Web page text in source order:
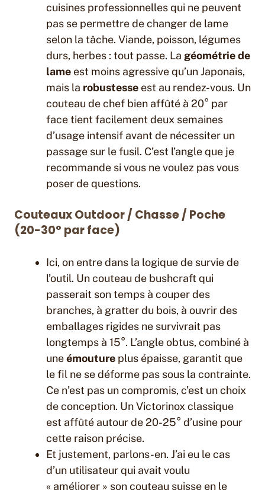
cuisines professionnelles qui ne peuvent
pas se permettre de changer de lame
selon la tâche. Viande, poisson, légumes
durs, herbes : tout passe. La géométrie de
lame est moins agressive qu’un Japonais,
mais la robustesse est au rendez-vous. Un
couteau de chef bien affûté à 20° par
face tient facilement deux semaines
d’usage intensif avant de nécessiter un
passage sur le fusil. C’est l’angle que je
recommande si vous ne voulez pas vous
poser de questions.
Couteaux Outdoor / Chasse / Poche
(20-30° par face)
Ici, on entre dans la logique de survie de
l’outil. Un couteau de bushcraft qui
passerait son temps à couper des
branches, à gratter du bois, à ouvrir des
emballages rigides ne survivrait pas
longtemps à 15°. L’angle obtus, combiné à
uneémouture plus épaisse, garantit que
le fil ne se déforme pas sous la contrainte.
Ce n’est pas un compromis, c’est un choix
de conception. Un Victorinox classique
est affûté autour de 20-25° d’usine pour
cette raison précise.
Et justement, parlons-en. J’ai eu le cas
d’un utilisateur qui avait voulu
« améliorer » son couteau suisse en le